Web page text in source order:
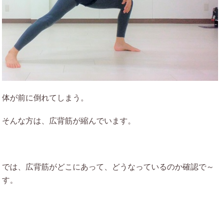
体が前に倒れてしまう。
そんな方は、広背筋が縮んでいます。
では、広背筋がどこにあって、どうなっているのか確認で～
す。